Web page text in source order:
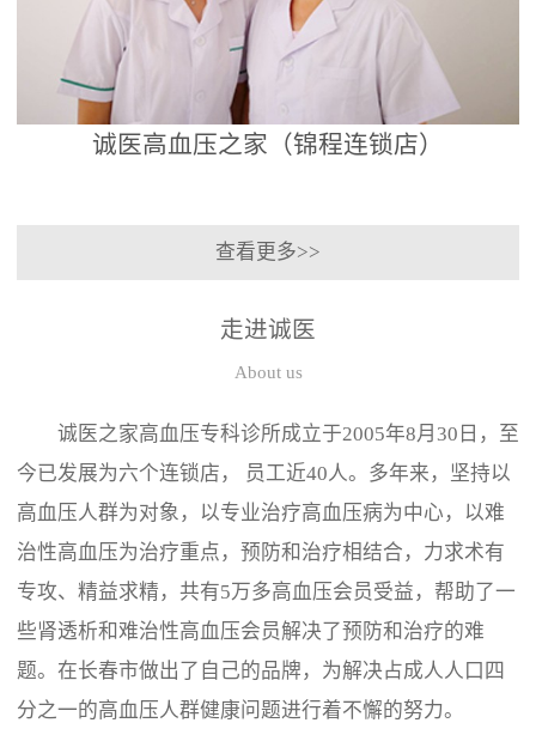
诚医高血压之家（锦程连锁店）
查看更多>>
走进诚医
About us
诚医之家高血压专科诊所成立于2005年8月30日，至
今已发展为六个连锁店， 员工近40人。多年来，坚持以
高血压人群为对象，以专业治疗高血压病为中心，以难
治性高血压为治疗重点，预防和治疗相结合，力求术有
专攻、精益求精，共有5万多高血压会员受益，帮助了一
些肾透析和难治性高血压会员解决了预防和治疗的难
题。在长春市做出了自己的品牌，为解决占成人人口四
分之一的高血压人群健康问题进行着不懈的努力。